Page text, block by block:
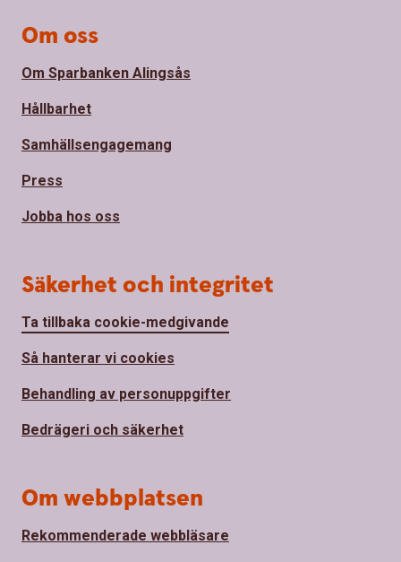
Om oss
Om Sparbanken Alingsås
Hållbarhet
Samhällsengagemang
Press
Jobba hos oss
Säkerhet och integritet
Ta tillbaka cookie-medgivande
Så hanterar vi cookies
Behandling av personuppgifter
Bedrägeri och säkerhet
Om webbplatsen
Rekommenderade webbläsare